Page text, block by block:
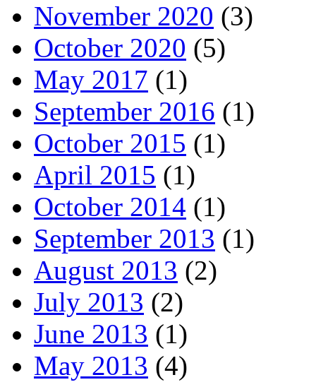
November 2020 (3)
October 2020 (5)
May 2017 (1)
September 2016 (1)
October 2015 (1)
April 2015 (1)
October 2014 (1)
September 2013 (1)
August 2013 (2)
July 2013 (2)
June 2013 (1)
May 2013 (4)